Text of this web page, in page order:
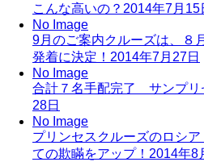
こんな高いの？ 2014年7月15
No Image
9月のご案内クルーズは、８
発着に決定！ 2014年7月27日
No Image
合計７名手配完了 サンプリ
28日
No Image
プリンセスクルーズのロシ
ての欺瞞をアップ！ 2014年8